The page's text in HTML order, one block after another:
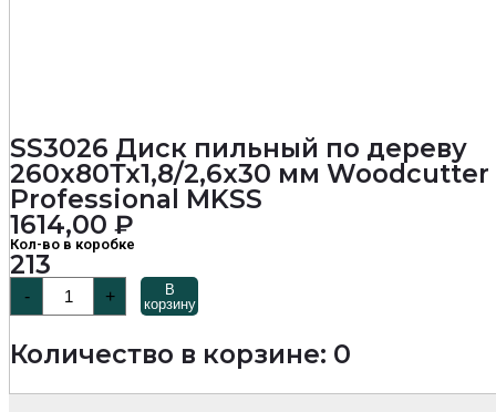
SS3026 Диск пильный по дереву
260х80Тх1,8/2,6х30 мм Woodcutter
Professional MKSS
1614,00 ₽
Кол-во в коробке
213
-
товара
SS3026
пильный
дереву
+
В
корзину
Количество в корзине: 0